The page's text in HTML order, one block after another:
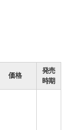
価格
発売
時期